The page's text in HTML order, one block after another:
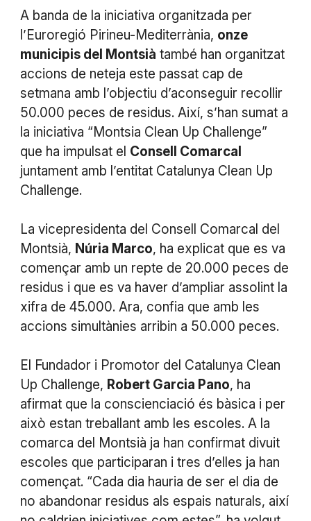
A banda de la iniciativa organitzada per
l’Euroregió Pirineu-Mediterrània, onze
municipis del Montsià també han organitzat
accions de neteja este passat cap de
setmana amb l’objectiu d’aconseguir recollir
50.000 peces de residus. Així, s’han sumat a
la iniciativa “Montsia Clean Up Challenge”
que ha impulsat el Consell Comarcal
juntament amb l’entitat Catalunya Clean Up
Challenge.
La vicepresidenta del Consell Comarcal del
Montsià, Núria Marco, ha explicat que es va
començar amb un repte de 20.000 peces de
residus i que es va haver d’ampliar assolint la
xifra de 45.000. Ara, confia que amb les
accions simultànies arribin a 50.000 peces.
El Fundador i Promotor del Catalunya Clean
Up Challenge, Robert Garcia Pano, ha
afirmat que la conscienciació és bàsica i per
això estan treballant amb les escoles. A la
comarca del Montsià ja han confirmat divuit
escoles que participaran i tres d’elles ja han
començat. “Cada dia hauria de ser el dia de
no abandonar residus als espais naturals, així